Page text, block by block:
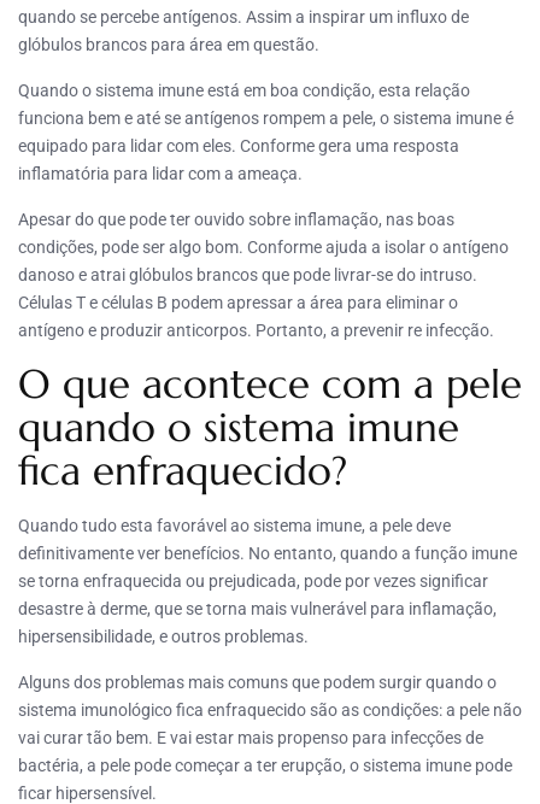
quando se percebe antígenos. Assim a inspirar um influxo de
glóbulos brancos para área em questão.
Quando o sistema imune está em boa condição, esta relação
funciona bem e até se antígenos rompem a pele, o sistema imune é
equipado para lidar com eles. Conforme gera uma resposta
inflamatória para lidar com a ameaça.
Apesar do que pode ter ouvido sobre inflamação, nas boas
condições, pode ser algo bom. Conforme ajuda a isolar o antígeno
danoso e atrai glóbulos brancos que pode livrar-se do intruso.
Células T e células B podem apressar a área para eliminar o
antígeno e produzir anticorpos. Portanto, a prevenir re infecção.
O que acontece com a pele
quando o sistema imune
fica enfraquecido?
Quando tudo esta favorável ao sistema imune, a pele deve
definitivamente ver benefícios. No entanto, quando a função imune
se torna enfraquecida ou prejudicada, pode por vezes significar
desastre à derme, que se torna mais vulnerável para inflamação,
hipersensibilidade, e outros problemas.
Alguns dos problemas mais comuns que podem surgir quando o
sistema imunológico fica enfraquecido são as condições: a pele não
vai curar tão bem. E vai estar mais propenso para infecções de
bactéria, a pele pode começar a ter erupção, o sistema imune pode
ficar hipersensível.